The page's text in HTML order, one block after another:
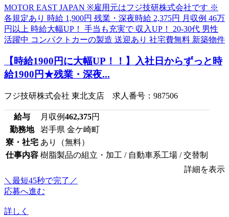
【時給1900円に大幅UP！！】入社日からずっと時
給1900円★残業・深夜...
フジ技研株式会社 東北支店 求人番号：987506
給与 月収例462,375円
勤務地
岩手県 金ケ崎町
寮・社宅 あり（無料）
仕事内容 樹脂製品の組立・加工 / 自動車系工場 / 交替制
詳細を表示
＼最短45秒で完了／
応募へ進む
詳しく